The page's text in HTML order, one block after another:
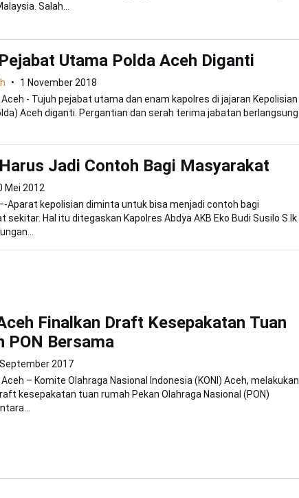
Salah...
Utama Polda Aceh Diganti
1 November 2018
Aceh - Tujuh pejabat utama dan enam kapolres di jajaran Kepolisian
Aceh diganti. Pergantian dan serah terima jabatan berlangsung
Jadi Contoh Bagi Masyarakat
Mei 2012
Aparat kepolisian diminta untuk bisa menjadi contoh bagi
sekitar. Hal itu ditegaskan Kapolres Abdya AKB Eko Budi Susilo S.Ik
Finalkan Draft Kesepakatan Tuan
PON Bersama
2017
Aceh – Komite Olahraga Nasional Indonesia (KONI) Aceh, melakukan
kesepakatan tuan rumah Pekan Olahraga Nasional (PON)